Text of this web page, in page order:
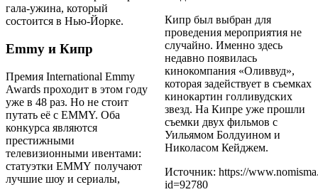
гала-ужина, который
состоится в Нью-Йорке.
Emmy и Кипр
Премия International Emmy
Awards проходит в этом году
уже в 48 раз. Но не стоит
путать её с EMMY. Оба
конкурса являются
престижными
телевизионными ивентами:
статуэтки EMMY получают
лучшие шоу и сериалы,
Кипр был выбран для
проведения мероприятия не
случайно. Именно здесь
недавно появилась
кинокомпания «Оливвуд»,
которая задействует в съемках
кинокартин голливудских
звезд. На Кипре уже прошли
съемки двух фильмов с
Уильямом Болдуином и
Николасом Кейджем.
Источник: https://
id=92780